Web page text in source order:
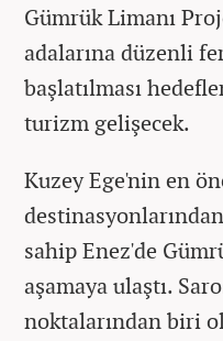
Gümrük Limanı
adalarına düzenli
başlatılması
turizm gelişecek.
Kuzey Ege'nin en
sahip Enez'de
aşamaya ulaştı.
noktalarından biri